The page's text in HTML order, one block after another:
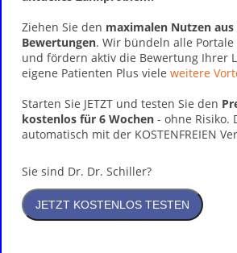
Ziehen Sie den maximalen Nutzen
Bewertungen. Wir bündeln alle
und fördern aktiv die Bewertung Ihrer
eigene Patienten Plus viele weitere
Starten Sie JETZT und testen Sie den
kostenlos für 6 Wochen - ohne Risiko.
automatisch mit der KOSTENFREIEN
Sie sind Dr. Dr. Schiller?